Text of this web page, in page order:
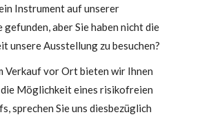
Instrument auf unserer
gefunden, aber Sie haben nicht die
unsere Ausstellung zu besuchen?
Verkauf vor Ort bieten wir Ihnen
Möglichkeit eines risikofreien
sprechen Sie uns diesbezüglich